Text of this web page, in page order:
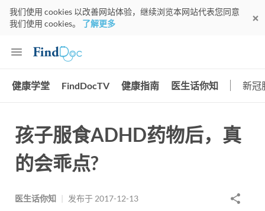
我们使用 cookies 以改善网站体验，继续浏览本网站代表您同意
我们使用 cookies。 了解更多
健康学堂 FindDocTV 健康指南 医生话你知 新冠
孩子服食ADHD药物后，真
的会乖点?
医生话你知 | 发布于 2017-12-13